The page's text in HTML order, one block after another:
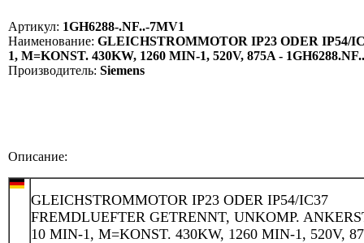
Артикул: 1GH6288-.NF..-7MV1
Наименование: GLEICHSTROMMOTOR IP23 ODER IP54/
1, M=KONST. 430KW, 1260 MIN-1, 520V, 875A -
Производитель: Siemens
Описание:
GLEICHSTROMMOTOR IP23 ODER IP54/IC37
FREMDLUEFTER GETRENNT, UNKOMP.
10 MIN-1, M=KONST. 430KW, 1260 MIN-1, 520V,